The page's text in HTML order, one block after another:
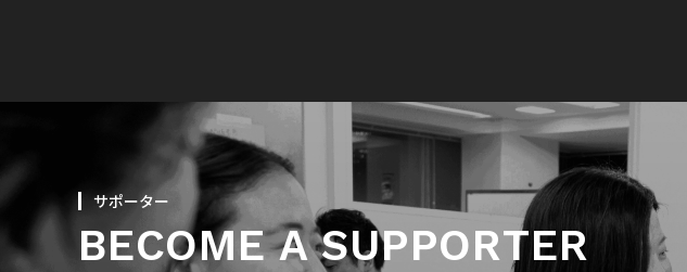
サポーター
BECOME A SUPPORTER